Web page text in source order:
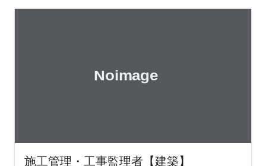
施工管理・工事監理者【建築】